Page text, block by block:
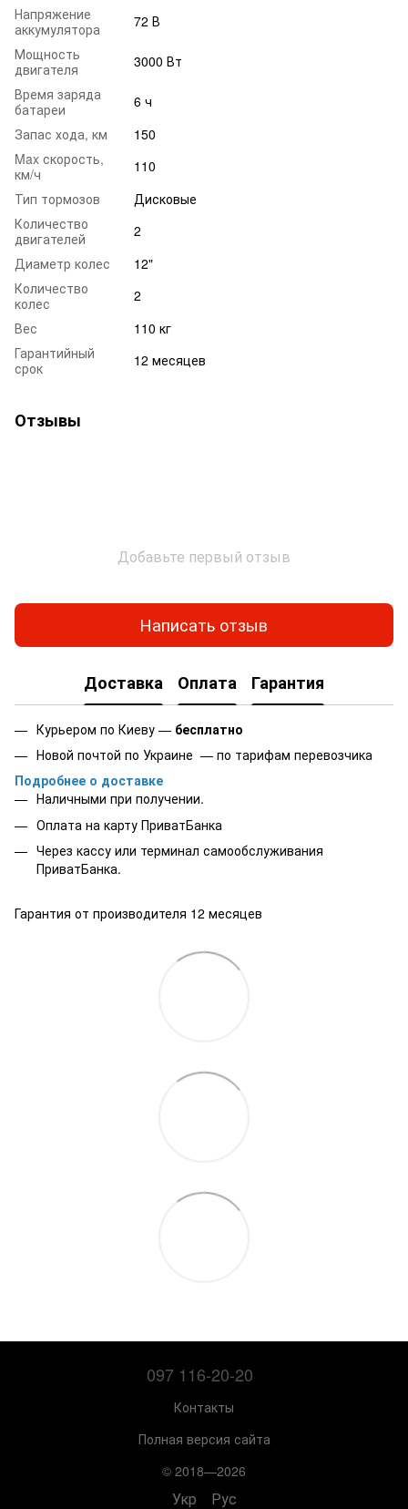
Напряжение
аккумулятора
72 В
Мощность
двигателя
3000 Вт
Время заряда
батареи
6 ч
Запас хода, км
150
Max скорость,
км/ч
110
Тип тормозов
Дисковые
Количество
двигателей
2
Диаметр колес
12"
Количество
колес
2
Вес
110 кг
Гарантийный
срок
12 месяцев
Отзывы
Добавьте первый отзыв
Написать отзыв
Доставка Оплата Гарантия
Курьером по Киеву — бесплатно
Новой почтой по Украине — по тарифам перевозчика
Подробнее о доставке
Наличными при получении.
Оплата на карту ПриватБанка
Через кассу или терминал самообслуживания
ПриватБанка.
Гарантия от производителя 12 месяцев
097 116-20-20
Контакты
Полная версия сайта
© 2018—2026
Укр Рус